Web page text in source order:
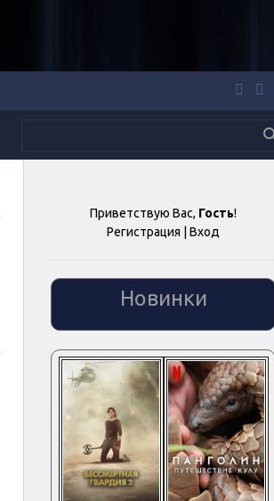
Приветствую Вас, Гость!
Регистрация |Вход
Новинки